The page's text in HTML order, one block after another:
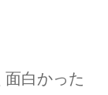
白かった